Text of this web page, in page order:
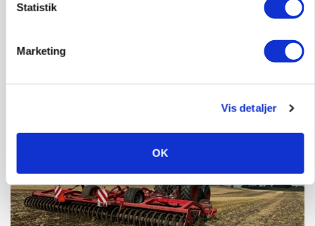
Statistik
Marketing
Vis detaljer
OK
KVÆG